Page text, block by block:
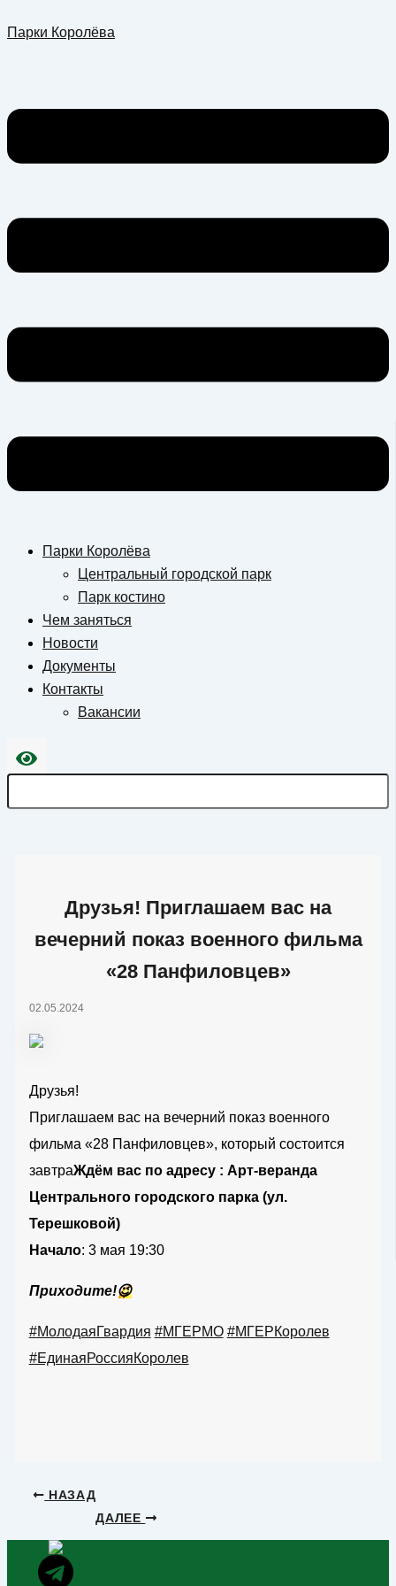
к
Парки Королёва
Парки Королёва
Центральный городской парк
Парк костино
Чем заняться
Новости
Документы
Контакты
Вакансии
Друзья! Приглашаем вас на
вечерний показ военного фильма
«28 Панфиловцев»
02.05.2024
Друзья!
Приглашаем вас на вечерний показ военного
фильма «28 Панфиловцев», который состоится
завтраЖдём вас по адресу : Арт-веранда
Центрального городского парка (ул.
Терешковой)
Начало: 3 мая 19:30
Приходите!😉
#МолодаяГвардия #МГЕРМО #МГЕРКоролев
#ЕдинаяРоссияКоролев
НАЗАД
ДАЛЕЕ